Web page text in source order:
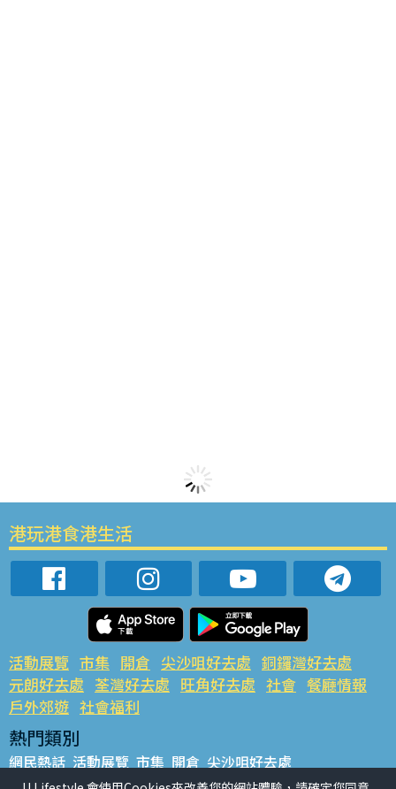
港玩港食港生活
活動展覽 市集 開倉 尖沙咀好去處 銅鑼灣好去處
元朗好去處 荃灣好去處 旺角好去處 社會 餐廳情報
戶外郊遊 社會福利
熱門類別
網民熱話 活動展覽 市集 開倉 尖沙咀好去處
銅鑼灣好去處 元朗好去處 荃灣好去處 旺角好去處 社會